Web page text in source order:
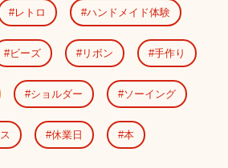
レトロ ハンドメイド体験
ビーズ リボン 手作り
ショルダー ソーイング
休業日 本